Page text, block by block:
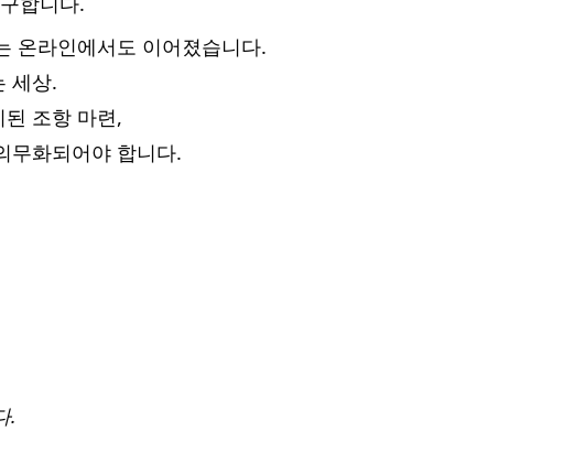
온라인에서도 이어졌습니다.
세상.
조항 마련,
무화되어야 합니다.
.